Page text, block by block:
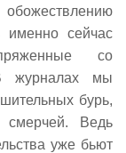
именно сейчас
со
журналах мы
бурь,
смерчей. Ведь
уже бьют